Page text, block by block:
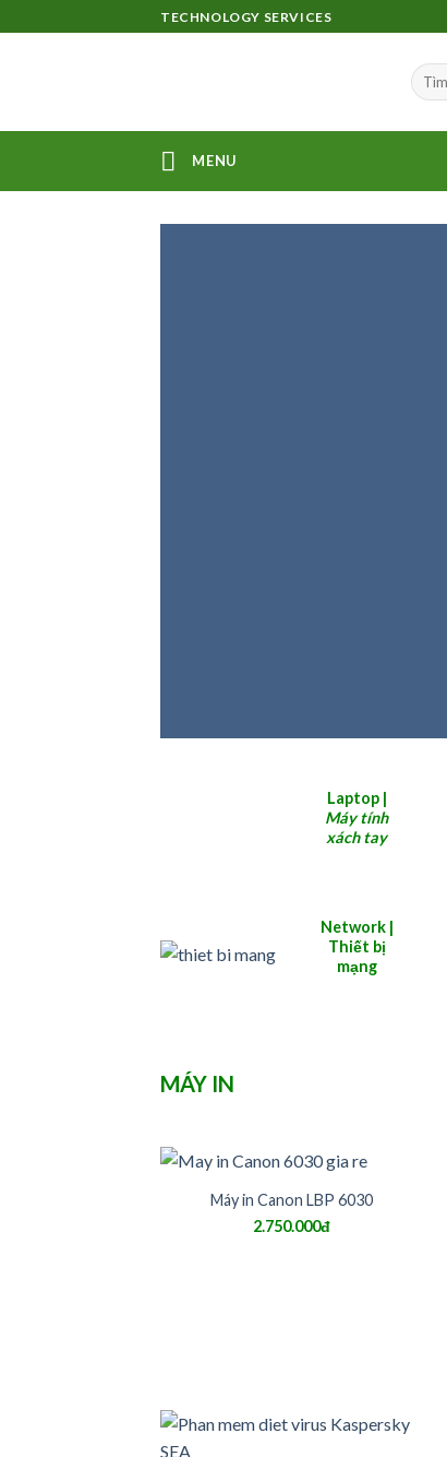
to
TECHNOLOGY SERVICES
MENU
Laptop |
Máy tính
xách tay
Network |
Thiết bị
mạng
MÁY IN
Máy in Canon LBP 6030
2.750.000đ